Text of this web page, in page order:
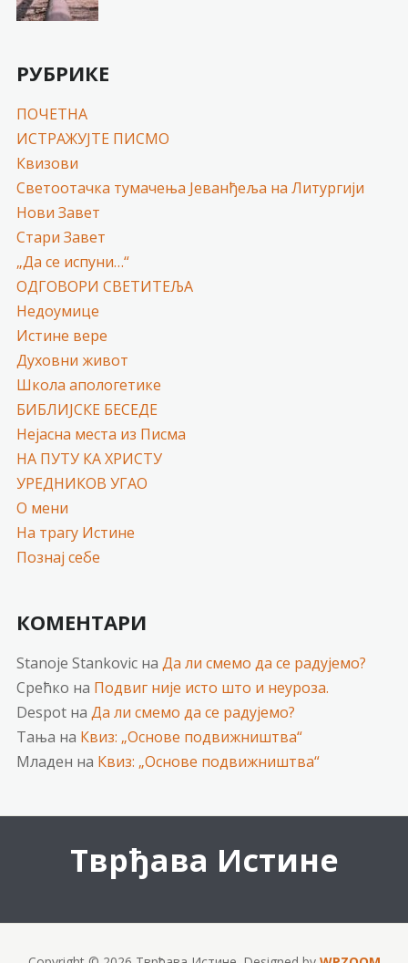
РУБРИКЕ
ПОЧЕТНА
ИСТРАЖУЈТЕ ПИСМО
Квизови
Светоотачка тумачења Јеванђеља на Литургији
Нови Завет
Стари Завет
„Да се испуни…“
ОДГОВОРИ СВЕТИТЕЉА
Недоумице
Истине вере
Духовни живот
Школа апологетике
БИБЛИЈСКЕ БЕСЕДЕ
Нејасна места из Писма
НА ПУТУ КА ХРИСТУ
УРЕДНИКОВ УГАО
О мени
На трагу Истине
Познај себе
КОМЕНТАРИ
Stanoje Stankovicна Да ли смемо да се радујемо?
Срећко на Подвиг није исто што и неуроза.
Despotна Да ли смемо да се радујемо?
Тања на Квиз: „Основе подвижништва“
Младен на Квиз: „Основе подвижништва“
Тврђава Истине